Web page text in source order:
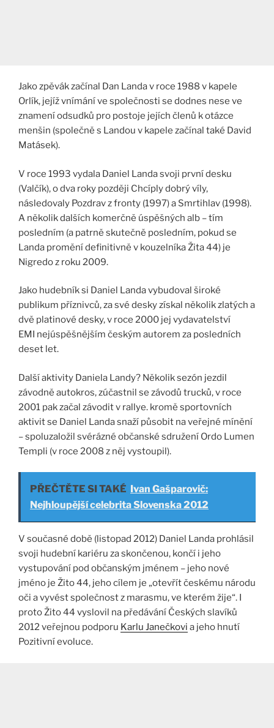
Jako zpěvák začínal Dan Landa v roce 1988 v kapele
Orlík, jejíž vnímání ve společnosti se dodnes nese ve
znamení odsudků pro postoje jejích členů k otázce
menšin (společně s Landou v kapele začínal také David
Matásek).
V roce 1993 vydala Daniel Landa svoji první desku
(Valčík), o dva roky později Chcíply dobrý víly,
následovaly Pozdrav z fronty (1997) a Smrtihlav (1998).
A několik dalších komerčně úspěšných alb – tím
posledním (a patrně skutečně posledním, pokud se
Landa promění definitivně v kouzelníka Žita 44) je
Nigredo z roku 2009.
Jako hudebník si Daniel Landa vybudoval široké
publikum příznivců, za své desky získal několik zlatých a
dvě platinové desky, v roce 2000 jej vydavatelství
EMI nejúspěšnějším českým autorem za posledních
deset let.
Další aktivity Daniela Landy? Několik sezón jezdil
závodně autokros, zúčastnil se závodů trucků, v roce
2001 pak začal závodit v rallye. kromě sportovních
aktivit se Daniel Landa snaží působit na veřejné mínění
– spoluzaložil svérázné občanské sdružení Ordo Lumen
Templi (v roce 2008 z něj vystoupil).
PŘEČTĚTE SI TAKÉ Ivan Gašparovič:
Nejhloupější celebrita Slovenska 2012
V současné době (listopad 2012) Daniel Landa prohlásil
svoji hudební kariéru za skončenou, končí i jeho
vystupování pod občanským jménem – jeho nové
jméno je Žito 44, jeho cílem je „otevřít českému národu
oči a vyvést společnost z marasmu, ve kterém žije“. I
proto Žito 44 vyslovil na předávání Českých slavíků
2012 veřejnou podporu Karlu Janečkovi a jeho hnutí
Pozitivní evoluce.